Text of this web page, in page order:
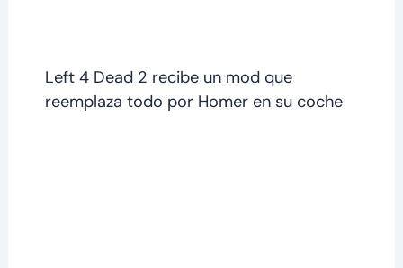
Left 4 Dead 2 recibe un mod que
reemplaza todo por Homer en su coche